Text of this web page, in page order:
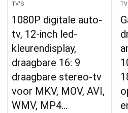
TV'S
1080P digitale auto-
tv, 12-inch led-
kleurendisplay,
draagbare 16: 9
draagbare stereo-tv
voor MKV, MOV, AVI,
WMV, MP4…